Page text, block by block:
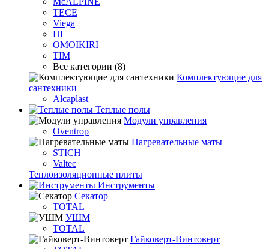
TECE
Viega
HL
OMOIKIRI
TIM
Все категории (8)
Комплектующие для
сантехники
Alcaplast
Теплые полы
Модули управления
Oventrop
Нагревательные маты
STICH
Valtec
Теплоизоляционные плиты
Инструменты
Секатор
TOTAL
УШМ
TOTAL
Гайковерт-Винтоверт